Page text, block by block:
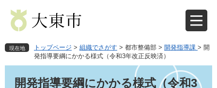
先
で
を
ば
現在地 トップページ > 組織でさがす > 都市整備部 > 開発指導課 > 開
発指導要綱にかかる様式（令和3年改正反映済）
開発指導要綱にかかる様式（令和3